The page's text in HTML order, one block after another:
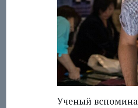
Ученый